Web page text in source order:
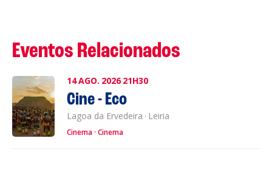
Eventos Relacionados
14AGO. 2026 21H30
Cine - Eco
Lagoa da Ervedeira · Leiria
Cinema Cinema